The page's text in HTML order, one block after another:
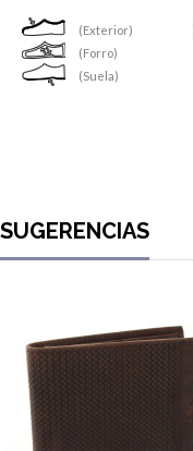
(Exterior)
(Forro)
(Suela)
SUGERENCIAS